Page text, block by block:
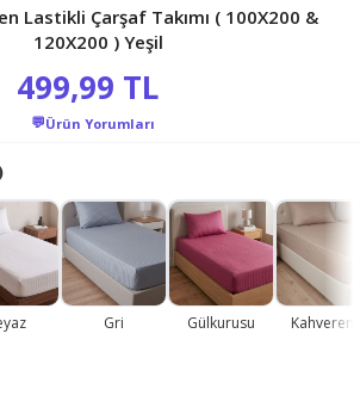
Lastikli Çarşaf Takımı ( 100X200 &
120X200 ) Yeşil
499,99 TL
💬Ürün Yorumları
Gri Gülkurusu